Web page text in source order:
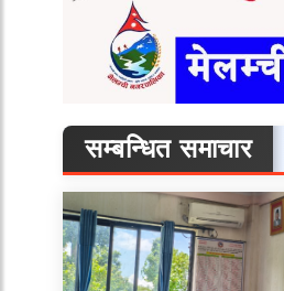
सम्बन्धित समाचार